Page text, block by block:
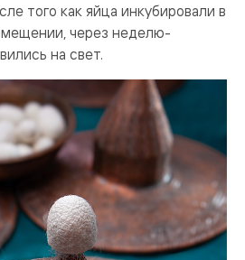
того как яйца инкубировали в
через неделю-
на свет.